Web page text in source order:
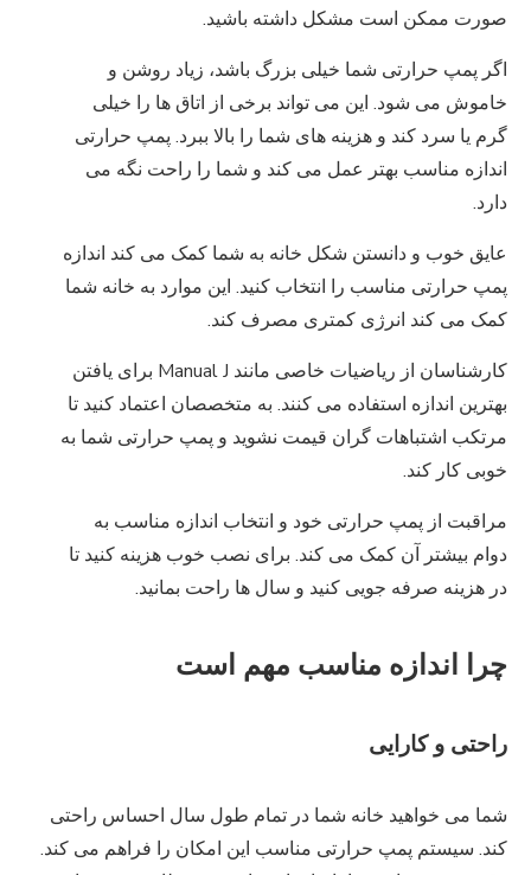
صورت ممکن است مشکل داشته باشید.
اگر پمپ حرارتی شما خیلی بزرگ باشد، زیاد روشن و
خاموش می شود. این می تواند برخی از اتاق ها را خیلی
گرم یا سرد کند و هزینه های شما را بالا ببرد. پمپ حرارتی
اندازه مناسب بهتر عمل می کند و شما را راحت نگه می
دارد.
عایق خوب و دانستن شکل خانه به شما کمک می کند اندازه
پمپ حرارتی مناسب را انتخاب کنید. این موارد به خانه شما
کمک می کند انرژی کمتری مصرف کند.
کارشناسان از ریاضیات خاصی مانند Manual J برای یافتن
بهترین اندازه استفاده می کنند. به متخصصان اعتماد کنید تا
مرتکب اشتباهات گران قیمت نشوید و پمپ حرارتی شما به
خوبی کار کند.
مراقبت از پمپ حرارتی خود و انتخاب اندازه مناسب به
دوام بیشتر آن کمک می کند. برای نصب خوب هزینه کنید تا
در هزینه صرفه جویی کنید و سال ها راحت بمانید.
چرا اندازه مناسب مهم است
راحتی و کارایی
شما می خواهید خانه شما در تمام طول سال احساس راحتی
کند. سیستم پمپ حرارتی مناسب این امکان را فراهم می کند.